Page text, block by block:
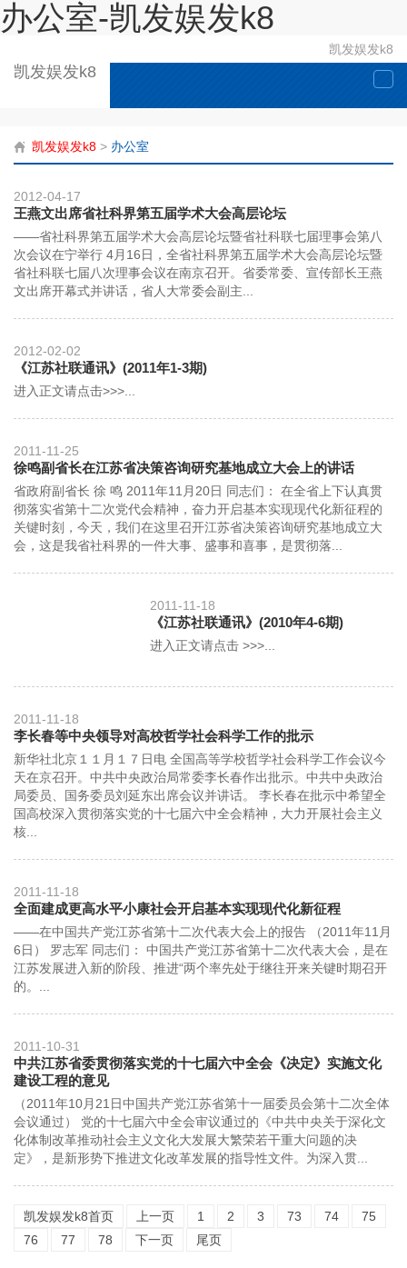
办公室-凯发娱发k8
凯发娱发k8
凯发娱发k8
凯发娱发k8 > 办公室
2012-04-17
王燕文出席省社科界第五届学术大会高层论坛
——省社科界第五届学术大会高层论坛暨省社科联七届理事会第八
次会议在宁举行 4月16日，全省社科界第五届学术大会高层论坛暨
省社科联七届八次理事会议在南京召开。省委常委、宣传部长王燕
文出席开幕式并讲话，省人大常委会副主...
2012-02-02
《江苏社联通讯》(2011年1-3期)
进入正文请点击>>>...
2011-11-25
徐鸣副省长在江苏省决策咨询研究基地成立大会上的讲话
省政府副省长 徐 鸣 2011年11月20日 同志们： 在全省上下认真贯
彻落实省第十二次党代会精神，奋力开启基本实现现代化新征程的
关键时刻，今天，我们在这里召开江苏省决策咨询研究基地成立大
会，这是我省社科界的一件大事、盛事和喜事，是贯彻落...
2011-11-18
《江苏社联通讯》(2010年4-6期)
进入正文请点击 >>>...
2011-11-18
李长春等中央领导对高校哲学社会科学工作的批示
新华社北京１１月１７日电 全国高等学校哲学社会科学工作会议今
天在京召开。中共中央政治局常委李长春作出批示。中共中央政治
局委员、国务委员刘延东出席会议并讲话。 李长春在批示中希望全
国高校深入贯彻落实党的十七届六中全会精神，大力开展社会主义
核...
2011-11-18
全面建成更高水平小康社会开启基本实现现代化新征程
——在中国共产党江苏省第十二次代表大会上的报告 （2011年11月
6日） 罗志军 同志们： 中国共产党江苏省第十二次代表大会，是在
江苏发展进入新的阶段、推进“两个率先处于继往开来关键时期召开
的。...
2011-10-31
中共江苏省委贯彻落实党的十七届六中全会《决定》实施文化
建设工程的意见
（2011年10月21日中国共产党江苏省第十一届委员会第十二次全体
会议通过） 党的十七届六中全会审议通过的《中共中央关于深化文
化体制改革推动社会主义文化大发展大繁荣若干重大问题的决
定》，是新形势下推进文化改革发展的指导性文件。为深入贯...
凯发娱发k8首页 上一页 1 2 3 73 74
75
76
77 78 下一页 尾页